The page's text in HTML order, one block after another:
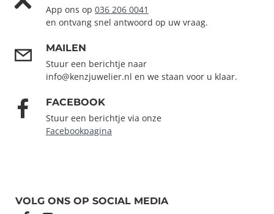
App ons op 036 206 0041
en ontvang snel antwoord op uw vraag.
MAILEN
Stuur een berichtje naar
info@kenzjuwelier.nl en we staan voor u klaar.
FACEBOOK
Stuur een berichtje via onze
Facebookpagina
VOLG ONS OP SOCIAL MEDIA